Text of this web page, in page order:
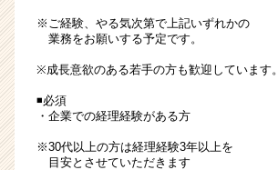
※ご経験、やる気次第で上記いずれかの
業務をお願いする予定です。
※成長意欲のある若手の方も歓迎しています。
◾️必須
・企業での経理経験がある方
※30代以上の方は経理経験3年以上を
目安とさせていただきます